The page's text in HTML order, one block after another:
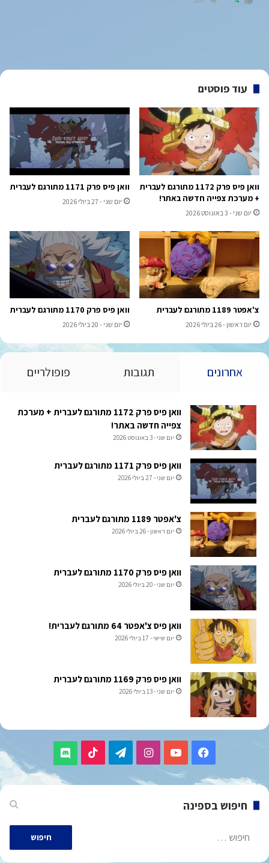
עוד פוסטים
וואן פיס פרק 1172 מתורגם לעברית
+ מערכת צפייה חדשה באתר!
יום שני - 3 באוגוסט 2026
וואן פיס פרק 1171 מתורגם לעברית
יום שני - 27 ביולי 2026
צ'אפטר 1189 מתורגם לעברית
יום ראשון - 26 ביולי 2026
וואן פיס פרק 1170 מתורגם לעברית
יום שני - 20 ביולי 2026
אחרונים תגובות פופולריים
וואן פיס פרק 1172 מתורגם לעברית + מערכת
צפייה חדשה באתר!
יום שני - 3 באוגוסט 2026
וואן פיס פרק 1171 מתורגם לעברית
יום שני - 27 ביולי 2026
צ'אפטר 1189 מתורגם לעברית
יום ראשון - 26 ביולי 2026
וואן פיס פרק 1170 מתורגם לעברית
יום שני - 20 ביולי 2026
וואן פיס צ'אפטר 64 מתורגם לעברית!
יום שישי - 17 ביולי 2026
וואן פיס פרק 1169 מתורגם לעברית
יום שני - 13 ביולי 2026
Facebook
YouTube
Instagram
Telegram
TikTok
Discord
חיפוש בספינה
חיפוש: